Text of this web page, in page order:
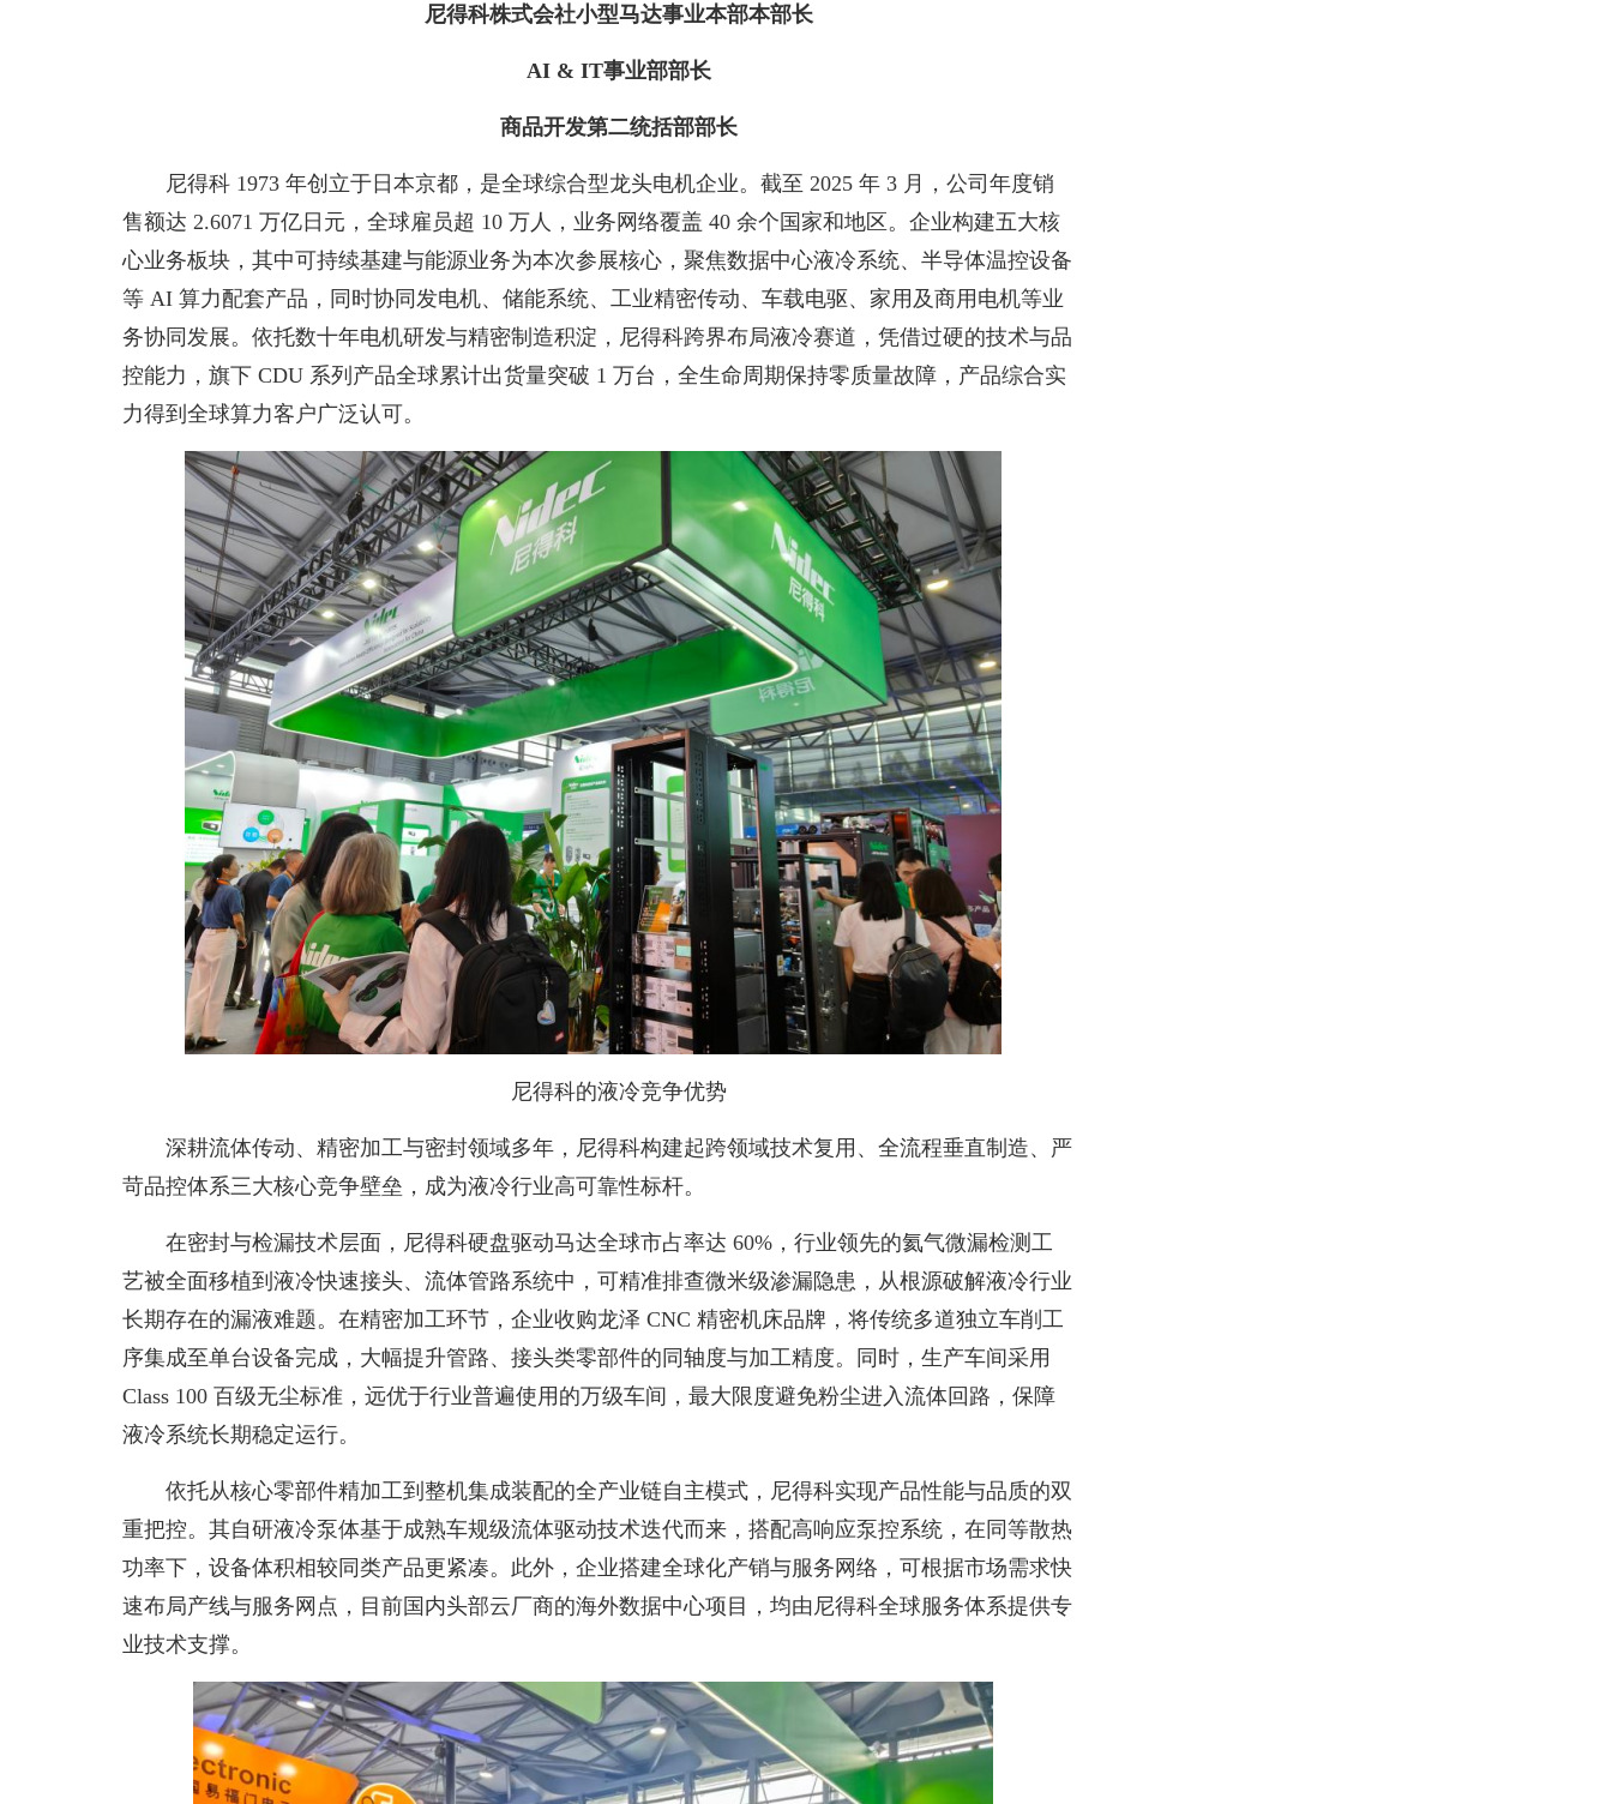
尼得科株式会社小型马达事业本部本部长
AI & IT事业部部长
商品开发第二统括部部长
尼得科 1973 年创立于日本京都，是全球综合型龙头电机企业。截至 2025 年 3 月，公司年度销
售额达 2.6071 万亿日元，全球雇员超 10 万人，业务网络覆盖 40 余个国家和地区。企业构建五大核
心业务板块，其中可持续基建与能源业务为本次参展核心，聚焦数据中心液冷系统、半导体温控设备
等 AI 算力配套产品，同时协同发电机、储能系统、工业精密传动、车载电驱、家用及商用电机等业
务协同发展。依托数十年电机研发与精密制造积淀，尼得科跨界布局液冷赛道，凭借过硬的技术与品
控能力，旗下 CDU 系列产品全球累计出货量突破 1 万台，全生命周期保持零质量故障，产品综合实
力得到全球算力客户广泛认可。
尼得科的液冷竞争优势
深耕流体传动、精密加工与密封领域多年，尼得科构建起跨领域技术复用、全流程垂直制造、严
苛品控体系三大核心竞争壁垒，成为液冷行业高可靠性标杆。
在密封与检漏技术层面，尼得科硬盘驱动马达全球市占率达 60%，行业领先的氦气微漏检测工
艺被全面移植到液冷快速接头、流体管路系统中，可精准排查微米级渗漏隐患，从根源破解液冷行业
长期存在的漏液难题。在精密加工环节，企业收购龙泽 CNC 精密机床品牌，将传统多道独立车削工
序集成至单台设备完成，大幅提升管路、接头类零部件的同轴度与加工精度。同时，生产车间采用
Class 100 百级无尘标准，远优于行业普遍使用的万级车间，最大限度避免粉尘进入流体回路，保障
液冷系统长期稳定运行。
依托从核心零部件精加工到整机集成装配的全产业链自主模式，尼得科实现产品性能与品质的双
重把控。其自研液冷泵体基于成熟车规级流体驱动技术迭代而来，搭配高响应泵控系统，在同等散热
功率下，设备体积相较同类产品更紧凑。此外，企业搭建全球化产销与服务网络，可根据市场需求快
速布局产线与服务网点，目前国内头部云厂商的海外数据中心项目，均由尼得科全球服务体系提供专
业技术支撑。